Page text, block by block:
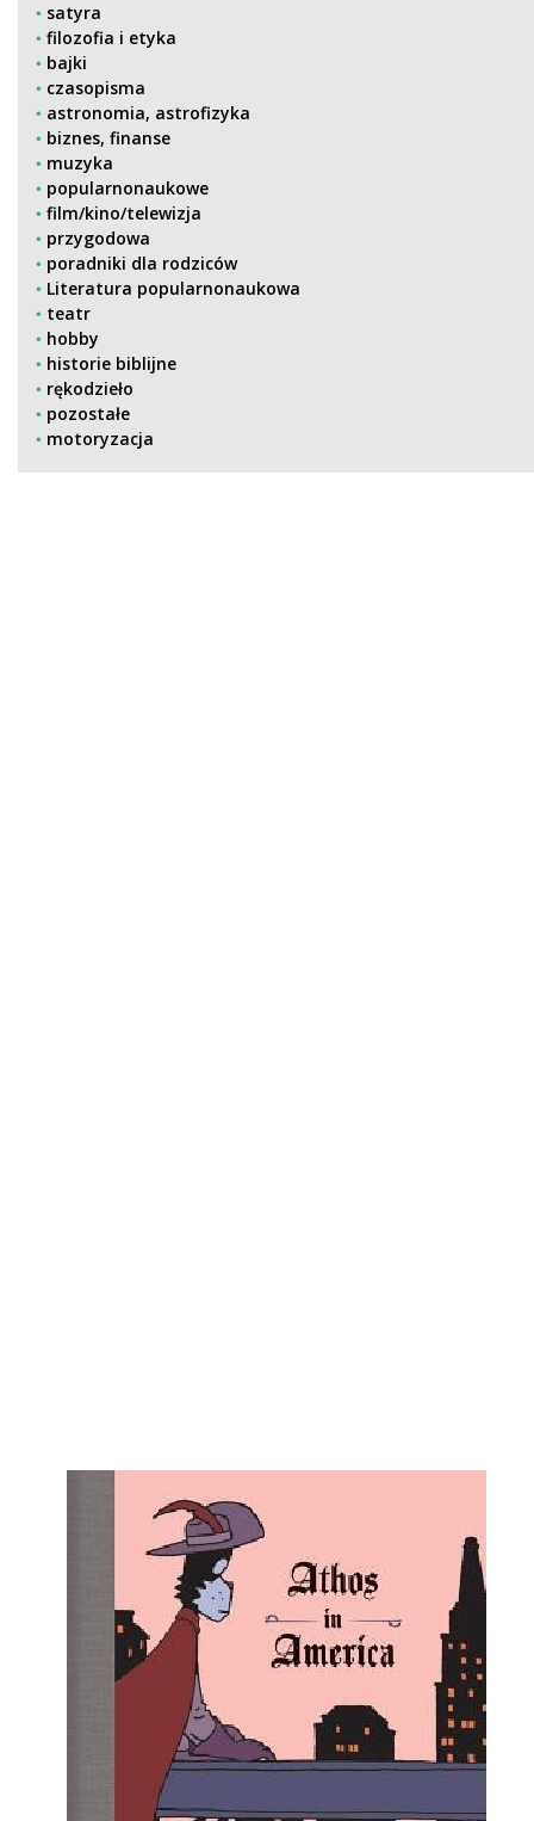
satyra
filozofia i etyka
bajki
czasopisma
astronomia, astrofizyka
biznes, finanse
muzyka
popularnonaukowe
film/kino/telewizja
przygodowa
poradniki dla rodziców
Literatura popularnonaukowa
teatr
hobby
historie biblijne
rękodzieło
pozostałe
motoryzacja